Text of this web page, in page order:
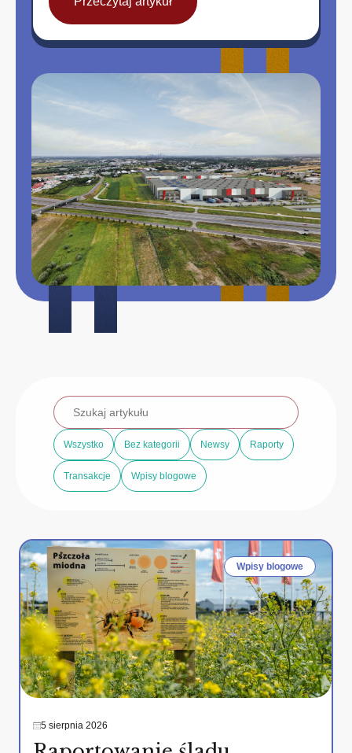
Wszystko Bez kategorii Newsy Raporty
Transakcje Wpisy blogowe
Wpisy blogowe
5 sierpnia 2026